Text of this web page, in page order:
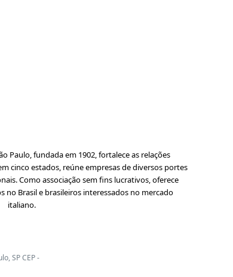
Paulo, fundada em 1902, fortalece as relações
cinco estados, reúne empresas de diversos portes
Como associação sem fins lucrativos, oferece
no Brasil e brasileiros interessados no mercado
italiano.
SP CEP -